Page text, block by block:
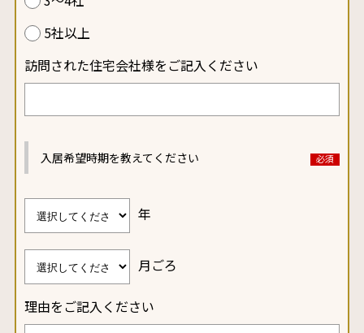
5社以上
訪問された住宅会社様をご記入ください
入居希望時期を教えてください
年
月ごろ
理由をご記入ください